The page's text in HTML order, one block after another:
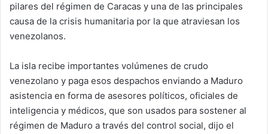
pilares del régimen de Caracas y una de las principales
causa de la crisis humanitaria por la que atraviesan los
venezolanos.
La isla recibe importantes volúmenes de crudo
venezolano y paga esos despachos enviando a Maduro
asistencia en forma de asesores políticos, oficiales de
inteligencia y médicos, que son usados para sostener al
régimen de Maduro a través del control social, dijo el